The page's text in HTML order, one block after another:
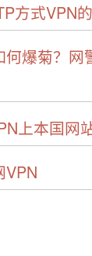
方式VPN
何爆菊？
上本国网
VPN